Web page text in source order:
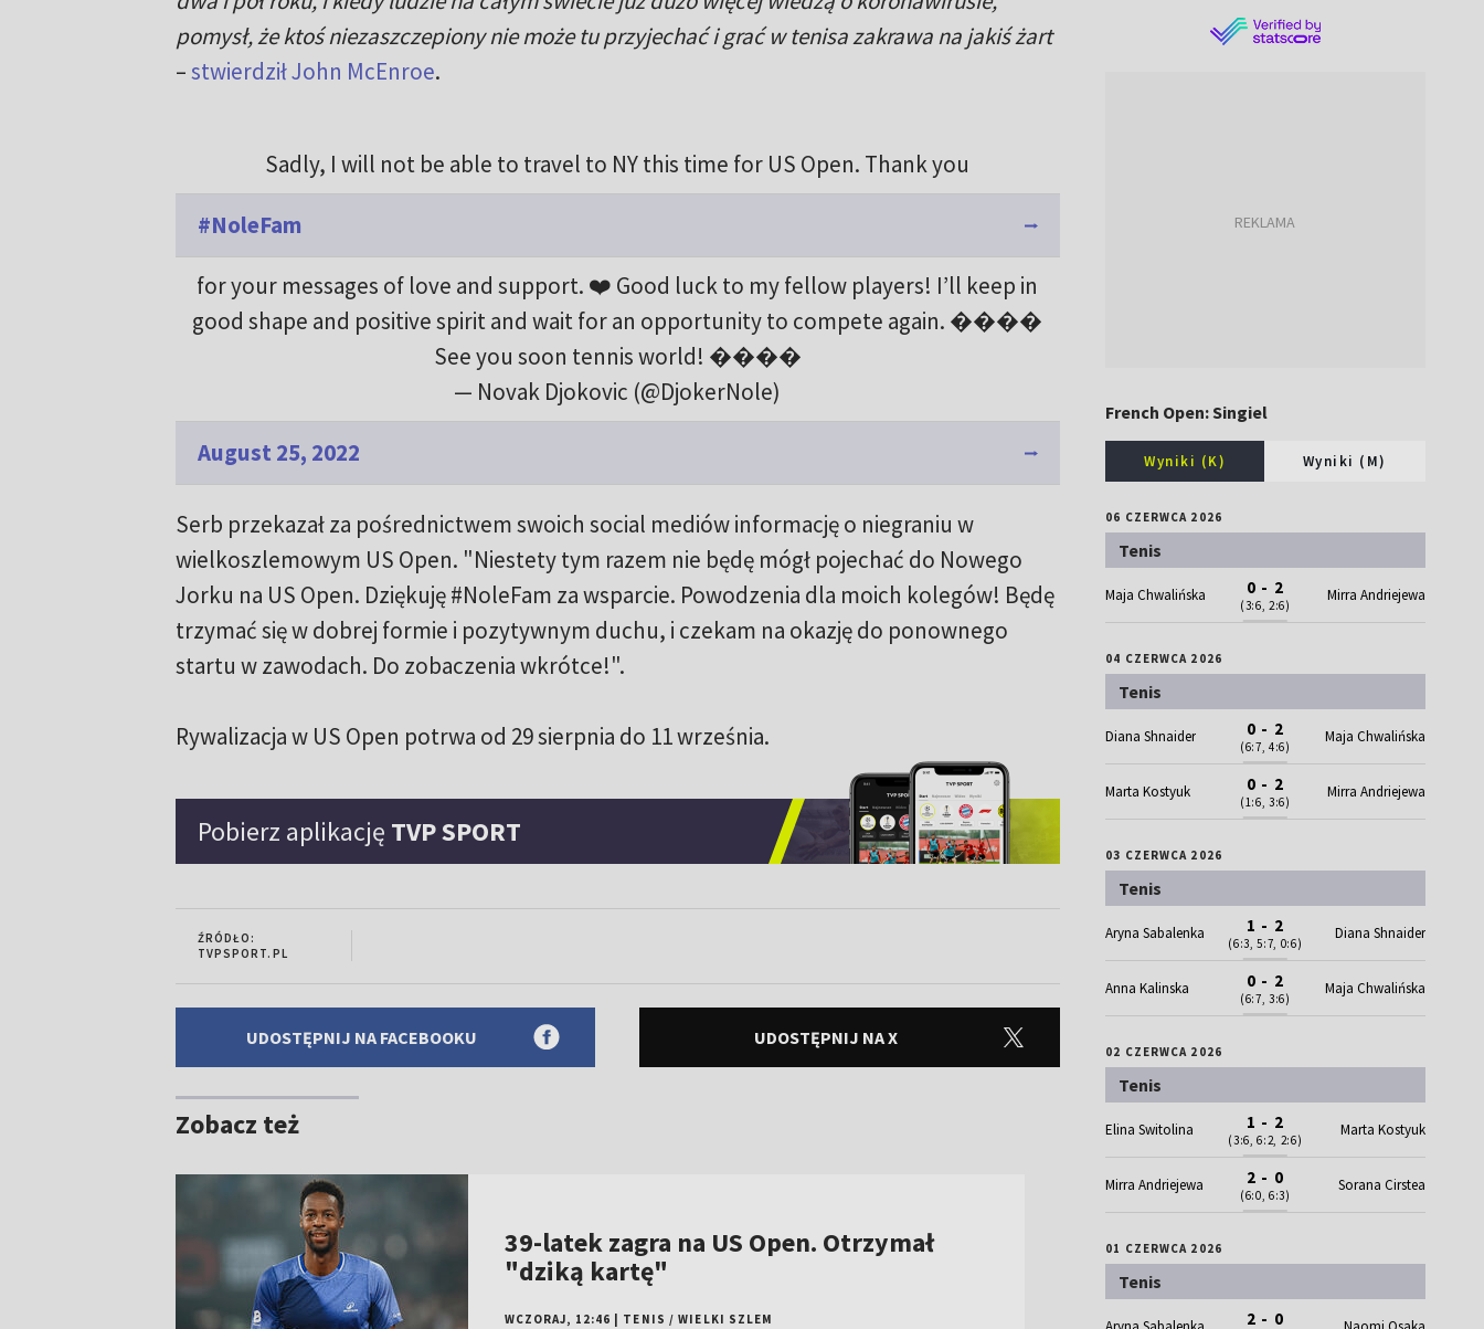
pomysł, że ktoś niezaszczepiony nie może tu przyjechać i grać w tenisa zakrawa na jakiś żart
–stwierdził John McEnroe.
Sadly, I will not be able to travel to NY this time for US Open. Thank you
#NoleFam
for your messages of love and support. ❤️ Good luck to my fellow players! I’ll keep in
good shape and positive spirit and wait for an opportunity to compete again. ����
See you soon tennis world! ����
— Novak Djokovic (@DjokerNole)
August 25, 2022
Serb przekazał za pośrednictwem swoich social mediów informację o niegraniu w
wielkoszlemowym US Open. "Niestety tym razem nie będę mógł pojechać do Nowego
Jorku na US Open. Dziękuję #NoleFam za wsparcie. Powodzenia dla moich kolegów! Będę
trzymać się w dobrej formie i pozytywnym duchu, i czekam na okazję do ponownego
startu w zawodach. Do zobaczenia wkrótce!".
Rywalizacja w US Open potrwa od 29 sierpnia do 11 września.
Pobierz aplikację TVP SPORT
ŹRÓDŁO:
TVPSPORT.PL
UDOSTĘPNIJ NA FACEBOOKU UDOSTĘPNIJ NA X
Zobacz też
39-latek zagra na US Open. Otrzymał
"dziką kartę"
WCZORAJ, 12:46 TENIS / WIELKI SZLEM
French Open: Singiel
Wyniki (K) Wyniki (M)
06 CZERWCA 2026
Tenis
Maja Chwalińska 0 - 2
(3:6, 2:6)
Mirra Andriejewa
04 CZERWCA 2026
Tenis
Diana Shnaider 0 - 2
(6:7, 4:6)
Maja Chwalińska
Marta Kostyuk 0 - 2
(1:6, 3:6)
Mirra Andriejewa
03 CZERWCA 2026
Tenis
Aryna Sabalenka 1 - 2
(6:3, 5:7, 0:6)
Diana Shnaider
Anna Kalinska 0 - 2
(6:7, 3:6)
Maja Chwalińska
02 CZERWCA 2026
Tenis
Elina Switolina 1 - 2
(3:6, 6:2, 2:6)
Marta Kostyuk
Mirra Andriejewa 2 - 0
(6:0, 6:3)
Sorana Cirstea
01 CZERWCA 2026
Tenis
2 - 0